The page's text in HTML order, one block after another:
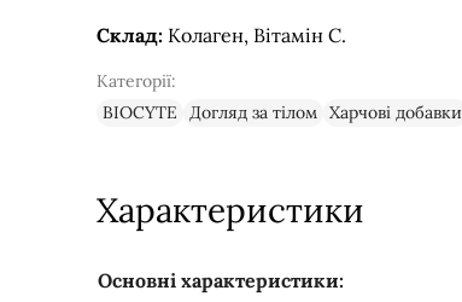
Склад: Колаген, Вітамін С.
Категорії:
BIOCYTE
Догляд за тілом Харчові добавки
Характеристики
Основні характеристики: